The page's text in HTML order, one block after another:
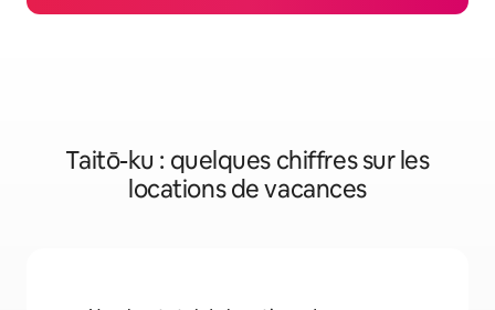
Taitō-ku : quelques chiffres sur les
locations de vacances